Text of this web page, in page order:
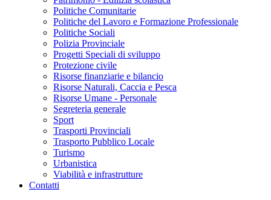
Politiche Comunitarie
Politiche del Lavoro e Formazione Professionale
Politiche Sociali
Polizia Provinciale
Progetti Speciali di sviluppo
Protezione civile
Risorse finanziarie e bilancio
Risorse Naturali, Caccia e Pesca
Risorse Umane - Personale
Segreteria generale
Sport
Trasporti Provinciali
Trasporto Pubblico Locale
Turismo
Urbanistica
Viabilità e infrastrutture
Contatti